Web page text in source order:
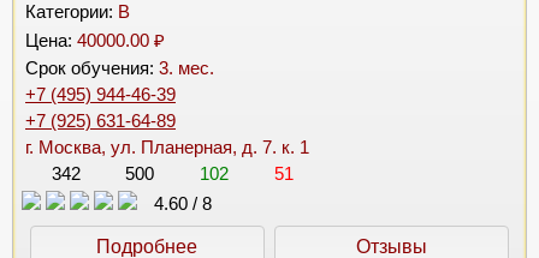
Категории: B
Цена: 40000.00 ₽
Срок обучения: 3. мес.
+7 (495) 944-46-39
+7 (925) 631-64-89
г. Москва, ул. Планерная, д. 7. к. 1
342
500 102
51
4.60 / 8
Подробнее Отзывы